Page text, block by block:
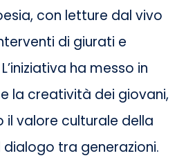
con letture dal vivo
di giurati e
ha messo in
la creatività dei giovani,
il valore culturale della
tra generazioni.